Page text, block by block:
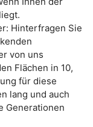
Hinterfragen Sie
von uns
Flächen in 10,
für diese
lang und auch
Generationen